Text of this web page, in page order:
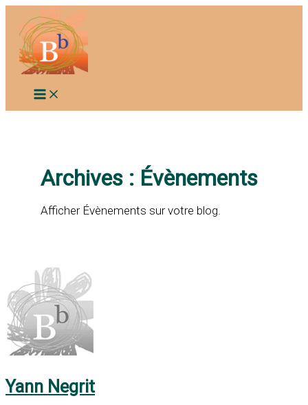
contenu
Archives : Évènements
Afficher Évènements sur votre blog.
Yann Negrit